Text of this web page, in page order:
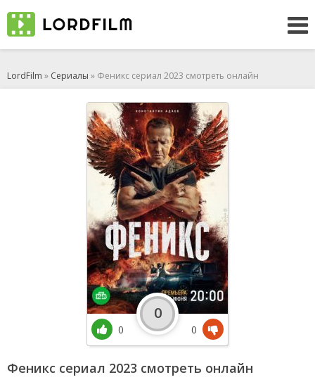
LordFilm » Сериалы » Феникс сериал 2023 смотреть онлайн
Феникс сериал 2023 смотреть онлайн
0
0
0